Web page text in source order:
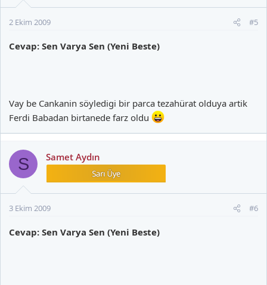
2 Ekim 2009 #5
Cevap: Sen Varya Sen (Yeni Beste)
Vay be Cankanin söyledigi bir parca tezahürat olduya artik
Ferdi Babadan birtanede farz oldu
S Samet Aydın
3 Ekim 2009 #6
Cevap: Sen Varya Sen (Yeni Beste)